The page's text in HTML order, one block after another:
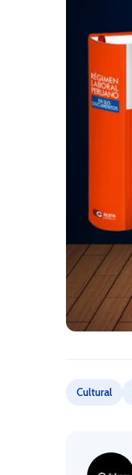
Cultural